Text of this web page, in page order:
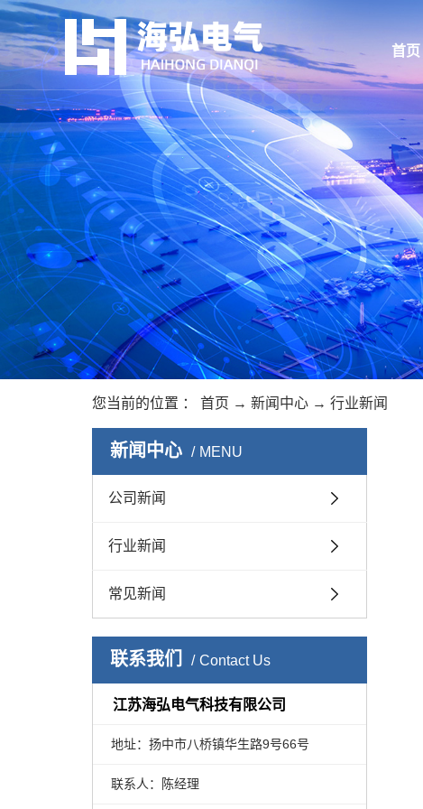
首页
您当前的位置 ： 首页 → 新闻中心 → 行业新闻
新闻中心 MENU
公司新闻
行业新闻
常见新闻
联系我们 Contact Us
江苏海弘电气科技有限公司
地址：扬中市八桥镇华生路9号66号
联系人：陈经理